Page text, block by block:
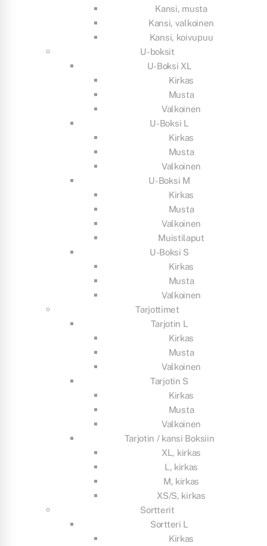
Kansi, musta
Kansi, valkoinen
Kansi, koivupuu
U-boksit
U-Boksi XL
Kirkas
Musta
Valkoinen
U-Boksi L
Kirkas
Musta
Valkoinen
U-Boksi M
Kirkas
Musta
Valkoinen
Muistilaput
U-Boksi S
Kirkas
Musta
Valkoinen
Tarjottimet
Tarjotin L
Kirkas
Musta
Valkoinen
Tarjotin S
Kirkas
Musta
Valkoinen
Tarjotin / kansi Boksiin
XL, kirkas
L, kirkas
M, kirkas
XS/S, kirkas
Sortterit
Sortteri L
Kirkas